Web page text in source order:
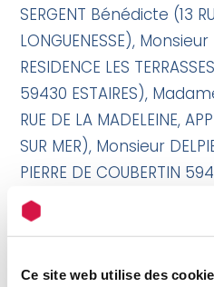
Ce site web utilise des
SERGENT Bénédicte (13
LONGUENESSE),
RESIDENCE LES
59430 ESTAIRES),
RUE DE LA MADELEINE,
SUR MER), Monsieur
PIERRE DE COUBERTIN
locataires ?